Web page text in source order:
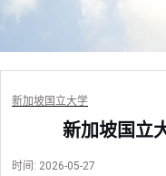
新加坡国立大学
新加坡国立
时间: 2026-05-27